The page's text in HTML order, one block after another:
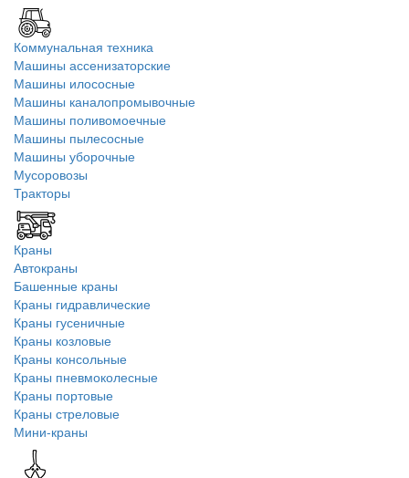
Коммунальная техника
Машины ассенизаторские
Машины илососные
Машины каналопромывочные
Машины поливомоечные
Машины пылесосные
Машины уборочные
Мусоровозы
Тракторы
Краны
Автокраны
Башенные краны
Краны гидравлические
Краны гусеничные
Краны козловые
Краны консольные
Краны пневмоколесные
Краны портовые
Краны стреловые
Мини-краны